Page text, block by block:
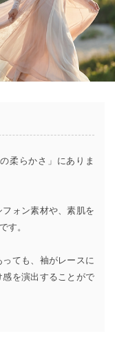
柔らかさ」にありま
ォン素材や、素肌を
す。
ても、袖がレースに
を演出することがで